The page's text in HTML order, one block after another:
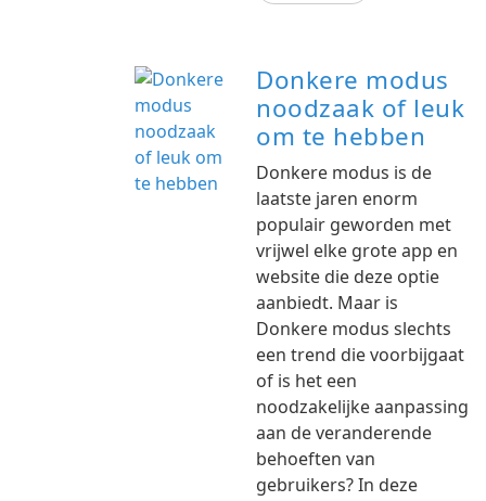
Donkere modus
noodzaak of leuk
om te hebben
Donkere modus is de
laatste jaren enorm
populair geworden met
vrijwel elke grote app en
website die deze optie
aanbiedt. Maar is
Donkere modus slechts
een trend die voorbijgaat
of is het een
noodzakelijke aanpassing
aan de veranderende
behoeften van
gebruikers? In deze